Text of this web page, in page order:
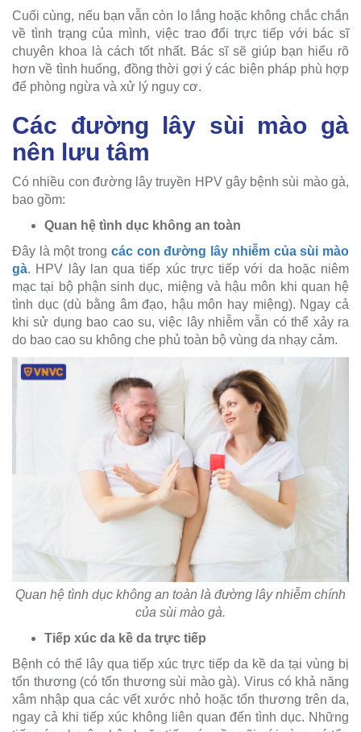
Cuối cùng, nếu bạn vẫn còn lo lắng hoặc không chắc chắn
về tình trạng của mình, việc trao đổi trực tiếp với bác sĩ
chuyên khoa là cách tốt nhất. Bác sĩ sẽ giúp bạn hiểu rõ
hơn về tình huống, đồng thời gợi ý các biện pháp phù hợp
để phòng ngừa và xử lý nguy cơ.
Các đường lây sùi mào gà
nên lưu tâm
Có nhiều con đường lây truyền HPV gây bệnh sùi mào gà,
bao gồm:
Quan hệ tình dục không an toàn
Đây là một trong các con đường lây nhiễm của sùi mào
gà. HPV lây lan qua tiếp xúc trực tiếp với da hoặc niêm
mạc tại bộ phận sinh dục, miệng và hậu môn khi quan hệ
tình dục (dù bằng âm đạo, hậu môn hay miệng). Ngay cả
khi sử dụng bao cao su, việc lây nhiễm vẫn có thể xảy ra
do bao cao su không che phủ toàn bộ vùng da nhạy cảm.
Quan hệ tình dục không an toàn là đường lây nhiễm chính
của sùi mào gà.
Tiếp xúc da kề da trực tiếp
Bệnh có thể lây qua tiếp xúc trực tiếp da kề da tại vùng bị
tổn thương (có tổn thương sùi mào gà). Virus có khả năng
xâm nhập qua các vết xước nhỏ hoặc tổn thương trên da,
ngay cả khi tiếp xúc không liên quan đến tình dục. Những